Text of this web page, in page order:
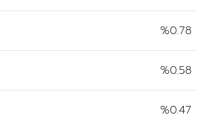
%0.78
%0.58
%0.47